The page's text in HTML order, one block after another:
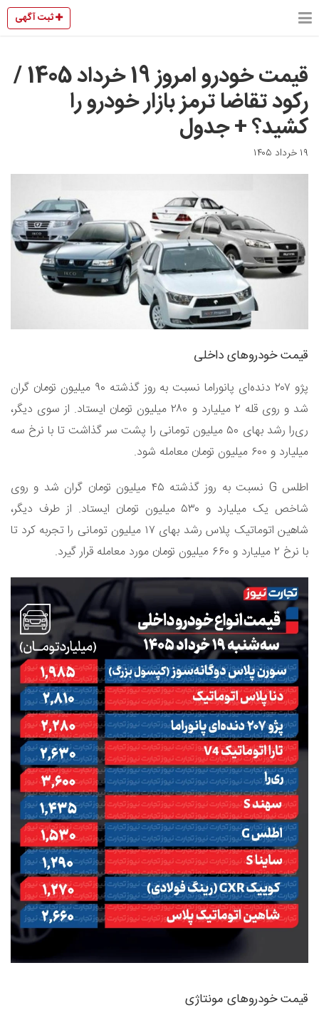
ثبت آگهی
قیمت خودرو امروز 19 خرداد 1405 /
رکود تقاضا ترمز بازار خودرو را
کشید؟ + جدول
۱۹ خرداد ۱۴۰۵
قیمت خودروهای داخلی
پژو ۲۰۷ دنده‌ای پانوراما نسبت به روز گذشته ۹۰ میلیون تومان گران
شد و روی قله ۲ میلیارد و ۲۸۰ میلیون تومان ایستاد. از سوی دیگر،
ری‌را رشد بهای ۵۰ میلیون تومانی را پشت سر گذاشت تا با نرخ سه
میلیارد و ۶۰۰ میلیون تومان معامله شود.
اطلس G نسبت به روز گذشته ۴۵ میلیون تومان گران شد و روی
شاخص یک میلیارد و ۵۳۰ میلیون تومان ایستاد. از طرف دیگر،
شاهین اتوماتیک پلاس رشد بهای ۱۷ میلیون تومانی را تجربه کرد تا
با نرخ ۲ میلیارد و ۶۶۰ میلیون تومان مورد معامله قرار گیرد.
قیمت خودروهای مونتاژی